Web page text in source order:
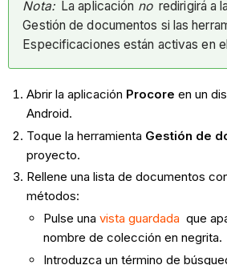
Nota: La aplicación noredirigirá a
Gestión de documentos si las
Especificaciones están activas en
Abrir la aplicación Procore en un
Android.
Toque la herramienta Gestión de
proyecto.
Rellene una lista de documentos
métodos:
Pulse una vista guardada que
nombre de colección en negrita.
Introduzca un término de